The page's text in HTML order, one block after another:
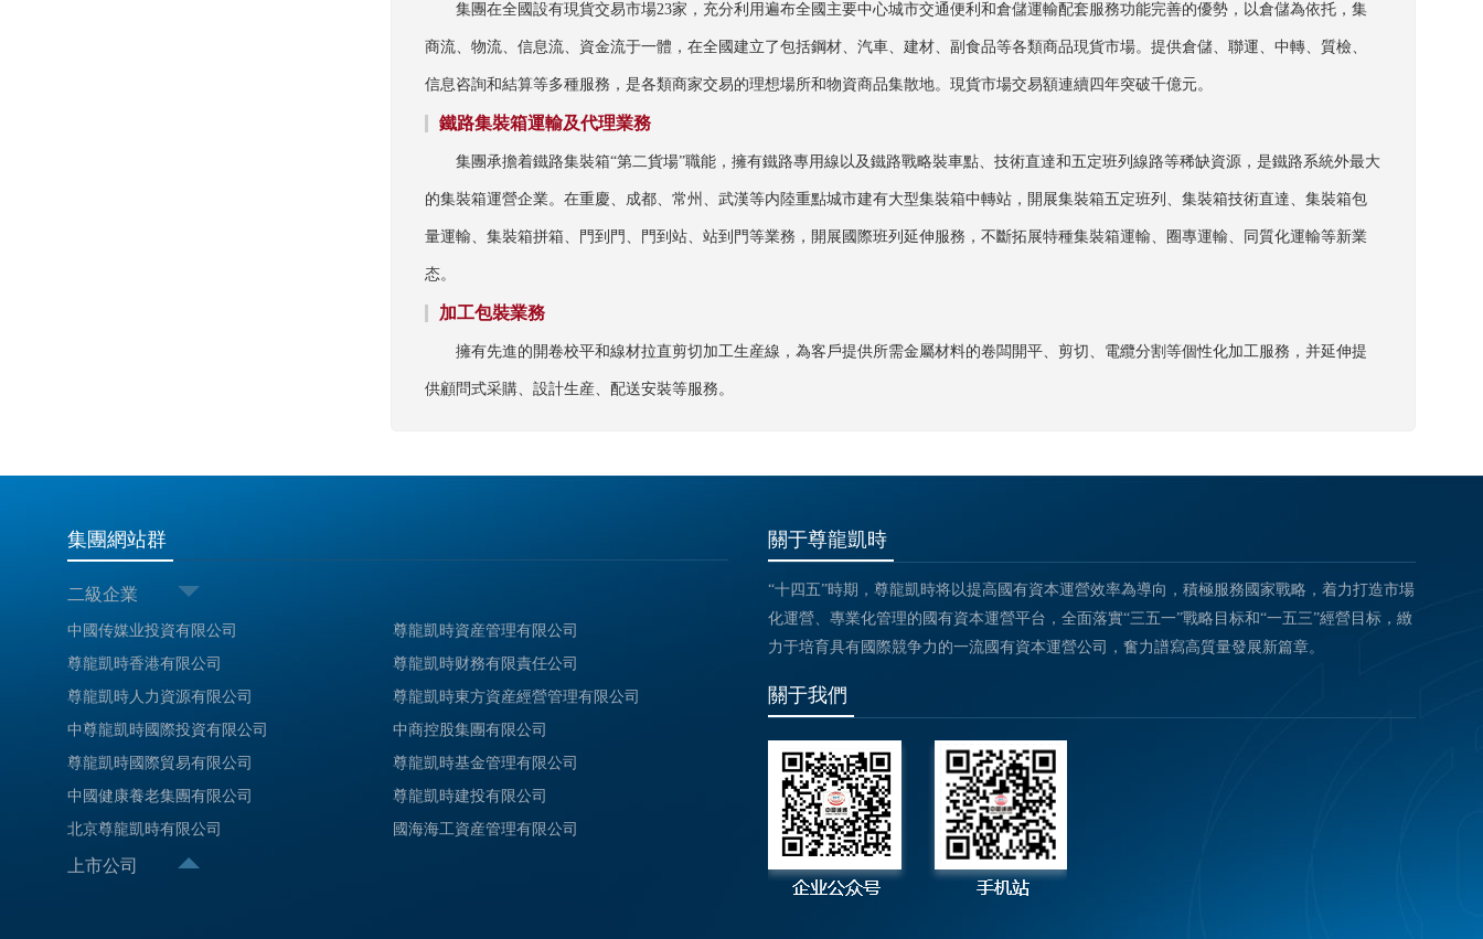
集團在全國設有現貨交易市場23家，充分利用遍布全國主要中心城市交通便利和倉儲運輸配套服務功能完善的優勢，以倉儲為依托，集
商流、物流、信息流、資金流于一體，在全國建立了包括鋼材、汽車、建材、副食品等各類商品現貨市場。提供倉儲、聯運、中轉、質檢、
信息咨詢和結算等多種服務，是各類商家交易的理想場所和物資商品集散地。現貨市場交易額連續四年突破千億元。
鐵路集裝箱運輸及代理業務
集團承擔着鐵路集裝箱“第二貨場”職能，擁有鐵路專用線以及鐵路戰略裝車點、技術直達和五定班列線路等稀缺資源，是鐵路系統外最大
的集裝箱運營企業。在重慶、成都、常州、武漢等内陸重點城市建有大型集裝箱中轉站，開展集裝箱五定班列、集裝箱技術直達、集裝箱包
量運輸、集裝箱拼箱、門到門、門到站、站到門等業務，開展國際班列延伸服務，不斷拓展特種集裝箱運輸、圈專運輸、同質化運輸等新業
态。
加工包裝業務
擁有先進的開卷校平和線材拉直剪切加工生産線，為客戶提供所需金屬材料的卷闆開平、剪切、電纜分割等個性化加工服務，并延伸提
供顧問式采購、設計生産、配送安裝等服務。
集團網站群
二級企業
中國传媒业投資有限公司
尊龍凱時資産管理有限公司
尊龍凱時香港有限公司
尊龍凱時财務有限責任公司
尊龍凱時人力資源有限公司
尊龍凱時東方資産經營管理有限公司
中尊龍凱時國際投資有限公司
中商控股集團有限公司
尊龍凱時國際貿易有限公司
尊龍凱時基金管理有限公司
中國健康養老集團有限公司
尊龍凱時建投有限公司
北京尊龍凱時有限公司
國海海工資産管理有限公司
上市公司
關于尊龍凱時
“十四五”時期，尊龍凱時将以提高國有資本運營效率為導向，積極服務國家戰略，着力打造市場
化運營、專業化管理的國有資本運營平台，全面落實“三五一”戰略目标和“一五三”經營目标，緻
力于培育具有國際競争力的一流國有資本運營公司，奮力譜寫高質量發展新篇章。
關于我們